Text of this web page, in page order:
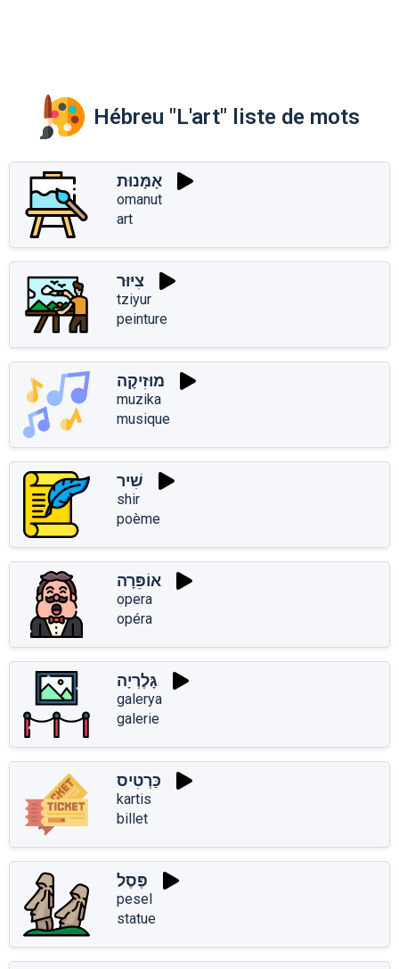
Hébreu "L'art" liste de mots
אָמָּנוּת
omanut
art
צִיּוּר
tziyur
peinture
מוּזִיקָה
muzika
musique
שִׁיר
shir
poème
אוֹפֵּרָה
opera
opéra
גָּלֶרְיָה
galerya
galerie
כַּרְטִיס
kartis
billet
פֶּסֶל
pesel
statue